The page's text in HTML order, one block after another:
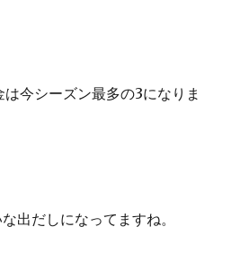
今シーズン最多の3になりま
出だしになってますね。